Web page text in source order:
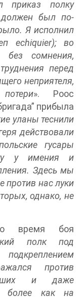
приказ полку
должен был по-
Я исполнил
echiquier); во
без сомнения,
перед
неприятеля,
». Роос
прибыла
уланы теснили
действовали
гусары
у имения и
Здесь мы
против нас луки
однако, не
время боя
полк под
против
и даже
более как на